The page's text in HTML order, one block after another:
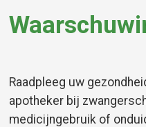
Raadpleeg uw
apotheker bij
medicijngebruik of